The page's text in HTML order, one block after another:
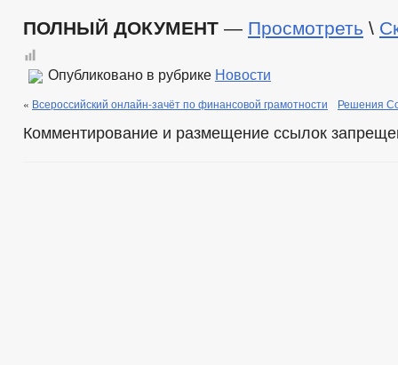
ПОЛНЫЙ ДОКУМЕНТ — Просмотреть \
Опубликовано в рубрике Новости
« Всероссийский онлайн-зачёт по финансовой грамотности Решения
Комментирование и размещение ссылок